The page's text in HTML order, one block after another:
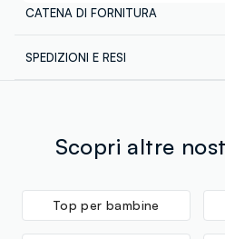
Composizione:
CERA (COPERNICIA CERIFERA
ACID, PALMITIC ACID,
OLEA EUROPAEA OIL
CATENA DI FORNITURA
ANCOROTTI COSMETICS
SPEDIZIONI E RESI
tuoi prodotti in negozio, il
Scopri altre
Top per bambine